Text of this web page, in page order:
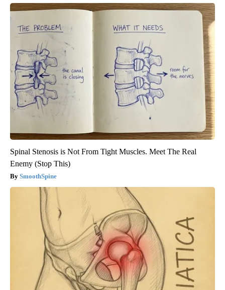
Spinal Stenosis is Not From Tight Muscles. Meet The Real
Enemy (Stop This)
SmoothSpine